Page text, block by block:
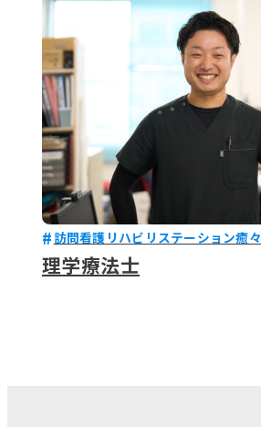
訪問看護リハビリステーション癒々
理学療法士